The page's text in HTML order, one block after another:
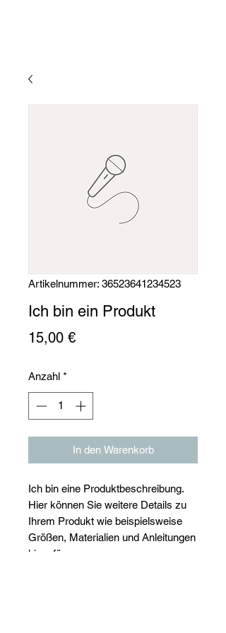
Artikelnummer: 36523641234523
Ich bin ein Produkt
15,00 €Preis
Anzahl *
In den Warenkorb
Ich bin eine Produktbeschreibung.
Hier können Sie weitere Details zu
Ihrem Produkt wie beispielsweise
Größen, Materialien und Anleitungen
hinzufügen.